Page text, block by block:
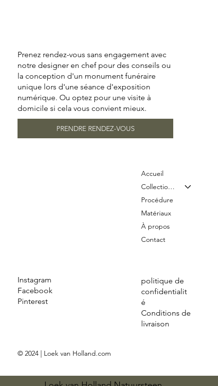
Instagram
Facebook
Pinterest
politique de
confidentialit
é
Conditions de
livraison
Accueil
Collection & Tarifs
Procédure
Matériaux
À propos
Contact
© 2024 | Loek van Holland.com
Prenez rendez-vous sans engagement avec
notre designer en chef pour des conseils ou
la conception d'un monument funéraire
unique lors d'une séance d'exposition
numérique. Ou optez pour une visite à
domicile si cela vous convient mieux.
PRENDRE RENDEZ-VOUS